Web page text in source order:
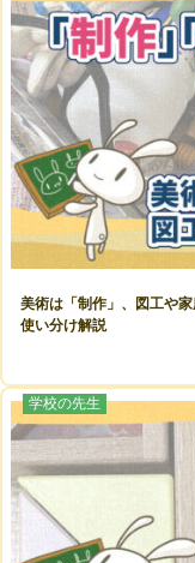
美術は「制作」、図工や
使い分け解説
学校の先生